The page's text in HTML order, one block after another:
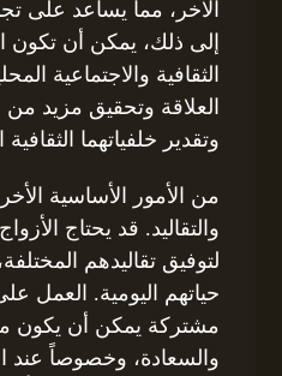
الآخر، مما يساعد على
إلى ذلك، يمكن أن تكون
الثقافية والاجتماعية
العلاقة وتحقيق مزيد من
وتقدير خلفياتهما
من الأمور الأساسية
والتقاليد. قد يحتاج
لتوفيق تقاليدهم
حياتهم اليومية. العمل
مشتركة يمكن أن يكون
والسعادة، وخصوصاً عند